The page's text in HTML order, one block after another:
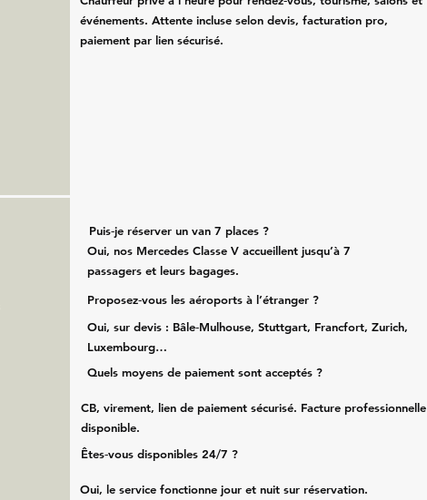
événements. Attente incluse selon devis, facturation pro,
paiement par lien sécurisé.
Puis‑je réserver un van 7 places ?
Oui, nos Mercedes Classe V accueillent jusqu’à 7
passagers et leurs bagages.
Proposez‑vous les aéroports à l’étranger ?
Oui, sur devis : Bâle‑Mulhouse, Stuttgart, Francfort, Zurich,
Luxembourg…
Quels moyens de paiement sont acceptés ?
CB, virement, lien de paiement sécurisé. Facture professionnelle
disponible.
Êtes‑vous disponibles 24/7 ?
Oui, le service fonctionne jour et nuit sur réservation.